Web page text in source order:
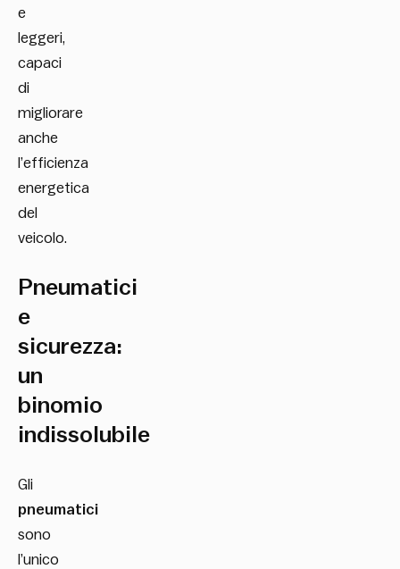
e
leggeri,
capaci
di
migliorare
anche
l’efficienza
energetica
del
veicolo.
Pneumatici
e
sicurezza:
un
binomio
indissolubile
Gli
pneumatici
sono
l’unico